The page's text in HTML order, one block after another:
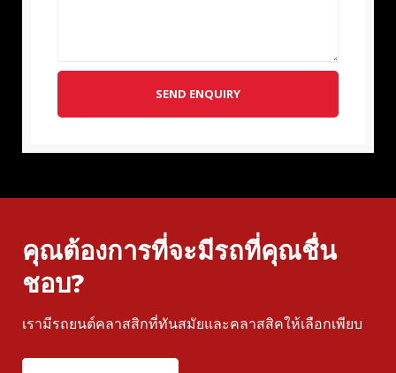
SEND ENQUIRY
คุณต้องการที่จะมีรถที่คุณชื่น
ชอบ?
เรามีรถยนต์คลาสสิกที่ทันสมัยและคลาสสิคให้เลือกเพียบ